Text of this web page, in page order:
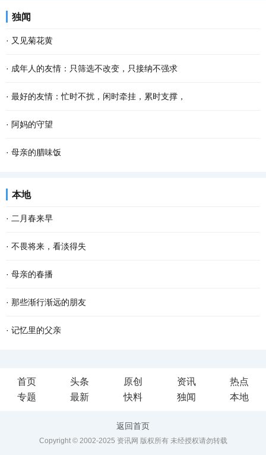
独闻
· 又见菊花黄
记不清从什么时候开始，迷上了冠小体瘦的野菊花，颇有山野归来不
看菊的意味。曾想种一片野菊，可是找不到那么一块地。而且我知
道，就算是圈养在眼前，最后的结果是花开得并不...
· 成年人的友情：只筛选不改变，只接纳不强求
年岁渐长，越发懂得，不是所有人都适合成为朋友。 茫茫人海，有人
同行，是幸运；无缘相伴，也不强留。我们只珍惜能和自己同行的那
一部分人。 成年人的 友情 ，从来都是只筛选不...
· 最好的友情：忙时不扰，闲时牵挂，累时支撑，
看过一句话：好的关系，不一定朝夕相处，形影不离，但一定是天冷
情不冷，人远心不远。 忙而不忘的，是交情；不离不弃的，是交心。
· 阿妈的守望
经轮声声，袅袅绕绕，飘过午后慵懒的时光，洒落人间的音符轻轻敲
· 母亲的腊味饭
本地
· 二月春来早
二月的大地，已过立春节气，这就是春天了。 只是春风料峭，倒春寒
还在做最后的挣扎，企图在人间制造出最后的一点风浪，但是大地的
深处已被喊醒，春天的温暖势不可挡，无论是天...
· 不畏将来，看淡得失
到了一定年龄，回望过去，有很多美好的回忆，仿佛还鲜活如昨，历
历在目。然而故事却再也无法重演了。 物是人非事事休，唯有剩
下“人面不知何处去，桃花依旧笑春风”的无奈感伤...
· 母亲的春播
春云卷卷，阳光熙和，大好春光正适春播。记忆中的母亲春天把番薯
苗种下去，秋风一吹，榔头大的番薯就从地里刨出来，我家的篱笆小
· 那些渐行渐远的朋友
我的同事何燕和李晨，多年来一直性情相投，不仅是好同事，更是好
区，被我们称为一对“形影不离的姐妹花”。 可是...
· 记忆里的父亲
候，一位14岁入伍，革命一生，获得过20多枚军功章的老兵的名字频
首页 头条 原创 资讯
热点
专题
最新 快料 独闻 本地
返回首页
Copyright © 2002-2025 资讯网 版权所有 未经授权请勿转载